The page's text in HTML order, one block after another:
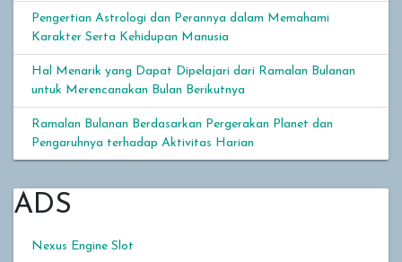
Pengertian Astrologi dan Perannya dalam Memahami
Karakter Serta Kehidupan Manusia
Hal Menarik yang Dapat Dipelajari dari Ramalan Bulanan
untuk Merencanakan Bulan Berikutnya
Ramalan Bulanan Berdasarkan Pergerakan Planet dan
Pengaruhnya terhadap Aktivitas Harian
ADS
Nexus Engine Slot